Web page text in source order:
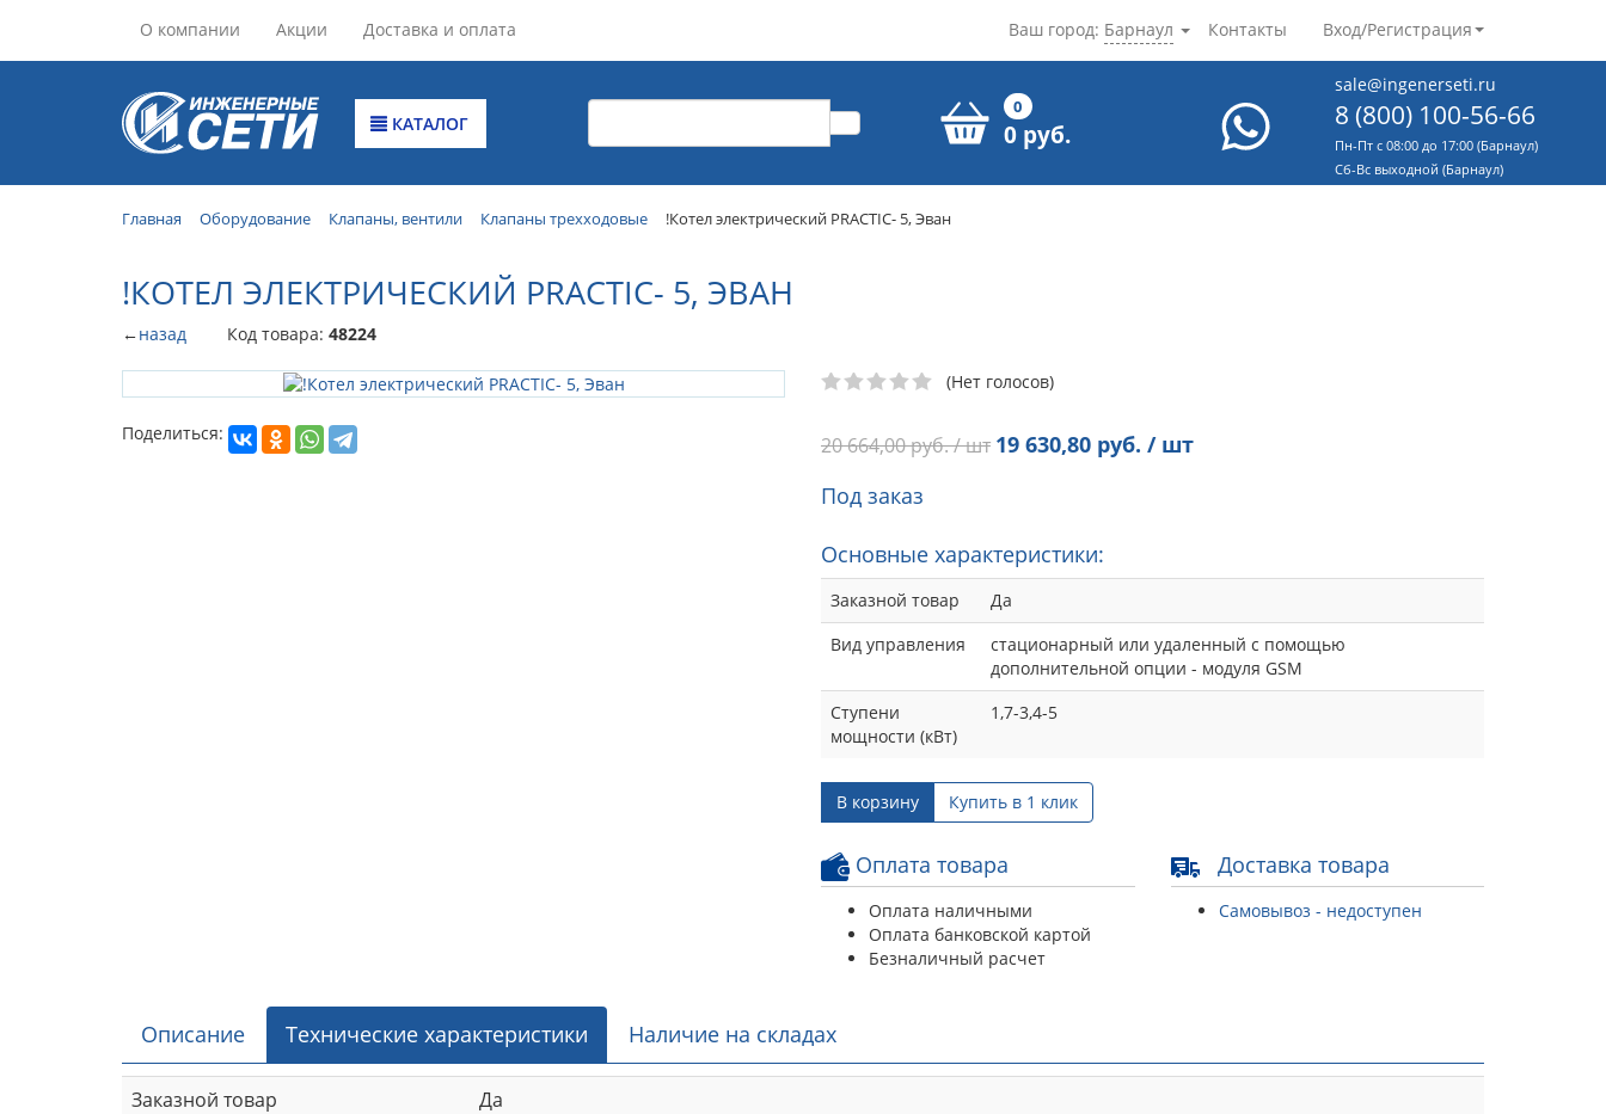
О компании Акции Доставка и оплата Контакты Вход/Регистрация
Ваш город: Барнаул
КАТАЛОГ
0
0 руб.
sale@ingenerseti.ru
8 (800) 100-56-66
Пн-Пт с 08:00 до 17:00 (Барнаул)
Cб-Вс выходной (Барнаул)
Главная Оборудование Клапаны, вентили Клапаны трехходовые !Котел электрический PRACTIC- 5, Эван
!КОТЕЛ ЭЛЕКТРИЧЕСКИЙ PRACTIC- 5, ЭВАН
←назад Код товара: 48224
Поделиться:
(Нет голосов)
20 664,00руб. / шт 19 630,80 руб. / шт
Под заказ
Основные характеристики:
Заказной товар
Да
Вид управления
стационарный или удаленный с помощью
дополнительной опции - модуля GSM
Ступени
мощности (кВт)
1,7-3,4-5
В корзину Купить в 1 клик
Оплата товара
Оплата наличными
Оплата банковской картой
Безналичный расчет
Доставка товара
Самовывоз - недоступен
Описание Технические характеристики Наличие на складах
Заказной товар
Да